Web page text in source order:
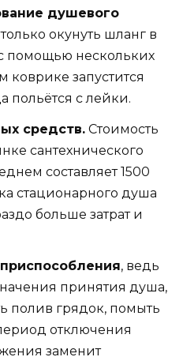
душевого
окунуть шланг в
помощью нескольких
коврике запустится
польётся с лейки.
средств. Стоимость
сантехнического
составляет 1500
стационарного душа
больше затрат и
, ведь
принятия душа,
полив грядок, помыть
отключения
заменит